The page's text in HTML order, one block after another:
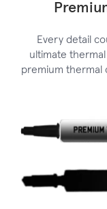
Every detail
ultimate thermal
premium thermal